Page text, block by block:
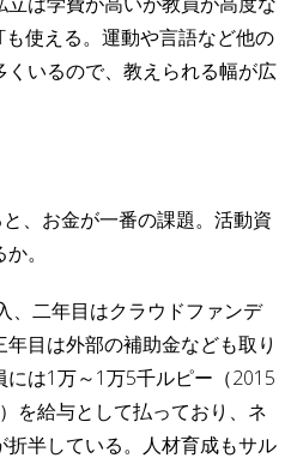
使える。運動や言語など他の
いるので、教えられる幅が広
、お金が一番の課題。活動資
。
、二年目はクラウドファンデ
目は外部の補助金なども取り
は1万～1万5千ルピー（2015
を給与として払っており、ネ
半している。人材育成もサル